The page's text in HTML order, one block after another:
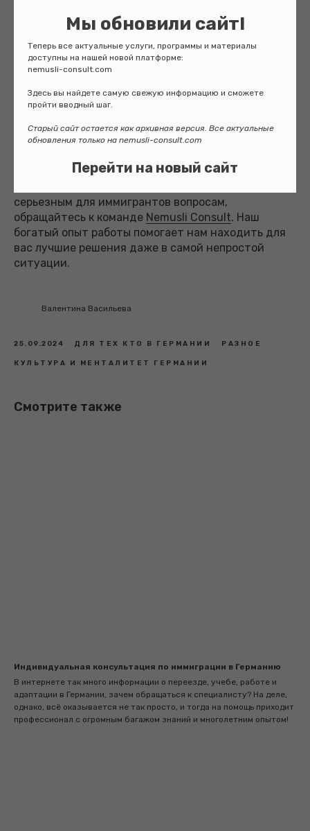
6) Чтобы увидеть результат, откликайтесь на все
подходящие квартиры. Также не огорчайтесь, если
в течение дня вы откликнулись на множество
объявлений, а ответ вам еще не дали – он может
недель.
Если вам нужна помощь в поиске жилья в ФРГ,
серьезным для иммигрантов вопросам,
обращайтесь к команде Nemusli Consult. Наш
богатый опыт работы помогает нам находить для
вас лучшие решения даже в самой непростой
ситуации.
Валентина Васильева
25.09.2024 ДЛЯ ТЕХ КТО В ГЕРМАНИИ РАЗНОЕ
КУЛЬТУРА И МЕНТАЛИТЕТ ГЕРМАНИИ
Смотрите также
Индивидуальная консультация по иммиграции в Германию
В интернете так много информации о переезде, учебе, работе и
адаптации в Германии, зачем обращаться к специалисту? На деле,
однако, всё оказывается не так просто, и тогда на помощь приходит
профессионал с огромным багажом знаний и многолетним опытом!
Мы обновили сайт!
Теперь все актуальные услуги, программы и материалы
доступны на нашей новой платформе:
nemusli-consult.com
Здесь вы найдете самую свежую информацию и сможете
пройти вводный шаг.
Старый сайт остается как архивная версия. Все актуальные
обновления только на nemusli-consult.com
Перейти на новый сайт